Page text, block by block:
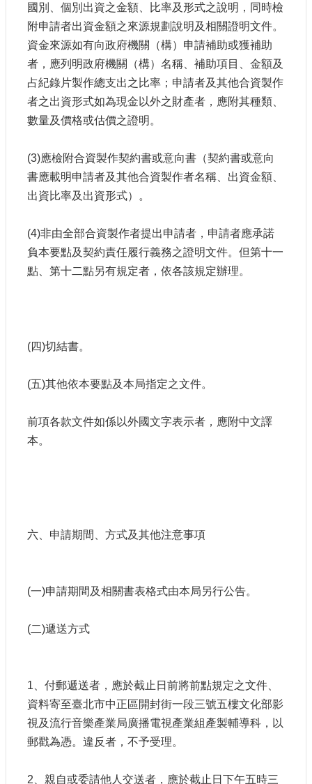
國別、個別出資之金額、比率及形式之說明，同時檢
附申請者出資金額之來源規劃說明及相關證明文件。
資金來源如有向政府機關（構）申請補助或獲補助
者，應列明政府機關（構）名稱、補助項目、金額及
占紀錄片製作總支出之比率；申請者及其他合資製作
者之出資形式如為現金以外之財產者，應附其種類、
數量及價格或估價之證明。
(3)應檢附合資製作契約書或意向書（契約書或意向
書應載明申請者及其他合資製作者名稱、出資金額、
出資比率及出資形式）。
(4)非由全部合資製作者提出申請者，申請者應承諾
負本要點及契約責任履行義務之證明文件。但第十一
點、第十二點另有規定者，依各該規定辦理。
(四)切結書。
(五)其他依本要點及本局指定之文件。
前項各款文件如係以外國文字表示者，應附中文譯
本。
六、申請期間、方式及其他注意事項
(一)申請期間及相關書表格式由本局另行公告。
(二)遞送方式
1、付郵遞送者，應於截止日前將前點規定之文件、
資料寄至臺北市中正區開封街一段三號五樓文化部影
視及流行音樂產業局廣播電視產業組產製輔導科，以
郵戳為憑。違反者，不予受理。
2、親自或委請他人交送者，應於截止日下午五時三